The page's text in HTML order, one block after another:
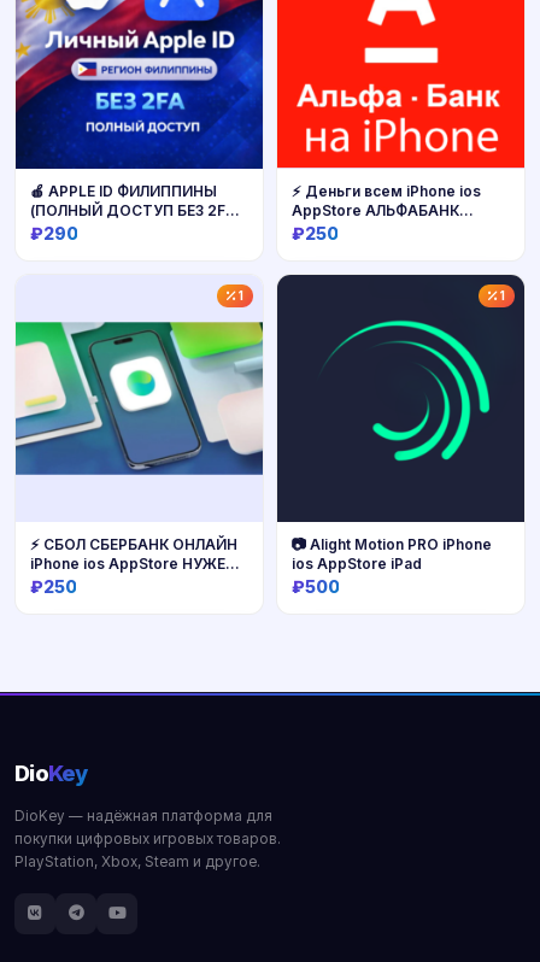
🍎 APPLE ID ФИЛИППИНЫ
(ПОЛНЫЙ ДОСТУП БЕЗ 2FA)
НАВСЕГДА ВАШ iPhone ios
₽290
⚡ Деньги всем iPhone ios
AppStore АЛЬФАБАНК
НУЖЕН ПК
₽250
1
⚡️ СБОЛ СБЕРБАНК ОНЛАЙН
iPhone ios AppStore НУЖЕН
ПК!
₽250
1
📷 Alight Motion PRO iPhone
ios AppStore iPad
₽500
DioKey
DioKey — надёжная платформа для
покупки цифровых игровых товаров.
PlayStation, Xbox, Steam и другое.